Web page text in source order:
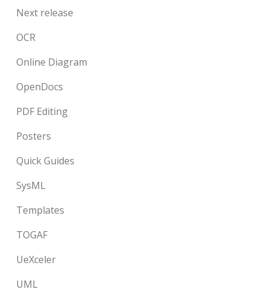
Next release
OCR
Online Diagram
OpenDocs
PDF Editing
Posters
Quick Guides
SysML
Templates
TOGAF
UeXceler
UML